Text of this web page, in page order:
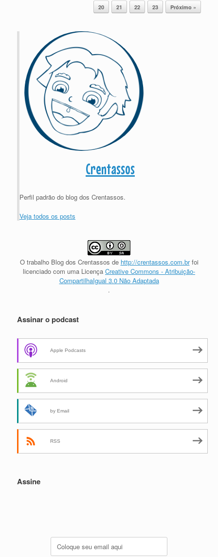
20 21 22 23 Próximo »
Crentassos
Perfil padrão do blog dos Crentassos.
Veja todos os posts
O trabalho Blog dos Crentassos de http://crentassos.com.brfoi
licenciado com uma Licença Creative Commons - Atribuição-
CompartilhaIgual 3.0 Não Adaptada
.
Assinar o podcast
Apple Podcasts
Android
by Email
RSS
Assine